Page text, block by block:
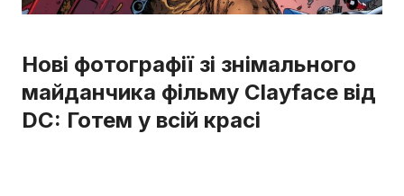
Нові фотографії зі знімального
майданчика фільму Clayface від
DC: Готем у всій красі